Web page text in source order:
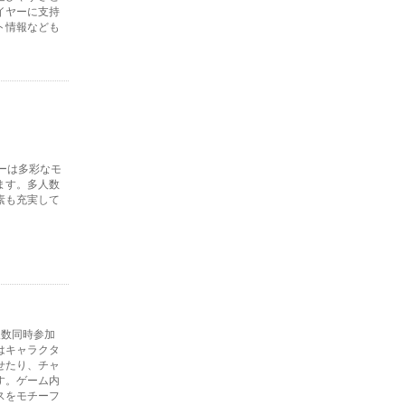
ヤーに支持
情報なども
は多彩なモ
す。多人数
も充実して
同時参加
キャラクタ
たり、チャ
。ゲーム内
をモチーフ